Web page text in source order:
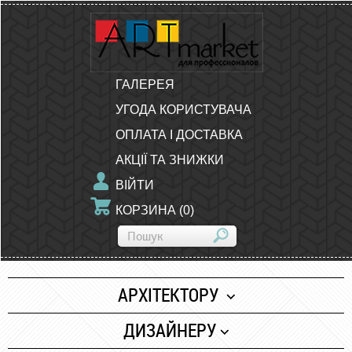
ГАЛЕРЕЯ
УГОДА КОРИСТУВАЧА
ОПЛАТА І ДОСТАВКА
АКЦІЇ ТА ЗНИЖКИ
ВІЙТИ
КОРЗИНА (0)
АРХІТЕКТОРУ
Папір
ДИЗАЙНЕРУ